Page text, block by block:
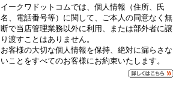
イークワドットコムでは、個人情報（住所、氏
名、電話番号等）に関して、ご本人の同意なく無
断で当店管理業務以外に利用、または部外者に譲
り渡すことはありません。
お客様の大切な個人情報を保持、絶対に漏らさな
いことをすべてのお客様にお約束いたします。